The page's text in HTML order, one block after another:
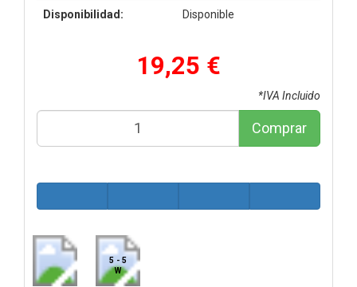
Disponibilidad: Disponible
19,25 €
*IVA Incluido
Comprar
5 - 5
W